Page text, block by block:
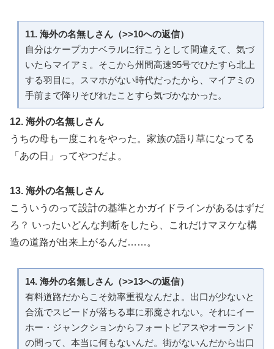
11. 海外の名無しさん（>>10への返信）
自分はケープカナベラルに行こうとして間違えて、気づ
いたらマイアミ。そこから州間高速95号でひたすら北上
する羽目に。スマホがない時代だったから、マイアミの
手前まで降りそびれたことすら気づかなかった。
12. 海外の名無しさん
うちの母も一度これをやった。家族の語り草になってる
「あの日」ってやつだよ。
13. 海外の名無しさん
こういうのって設計の基準とかガイドラインがあるはずだ
ろ？ いったいどんな判断をしたら、これだけマヌケな構
造の道路が出来上がるんだ……。
14. 海外の名無しさん（>>13への返信）
有料道路だからこそ効率重視なんだよ。出口が少ないと
合流でスピードが落ちる車に邪魔されない。それにイー
ホー・ジャンクションからフォートピアスやオーランド
の間って、本当に何もないんだ。街がないんだから出口